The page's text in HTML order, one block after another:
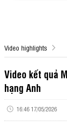
Video highlights
Video kết quả
hạng Anh
16:46 17/05/2026